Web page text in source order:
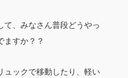
て、みなさん普段どうやっ
ますか？？
ュックで移動したり、軽い